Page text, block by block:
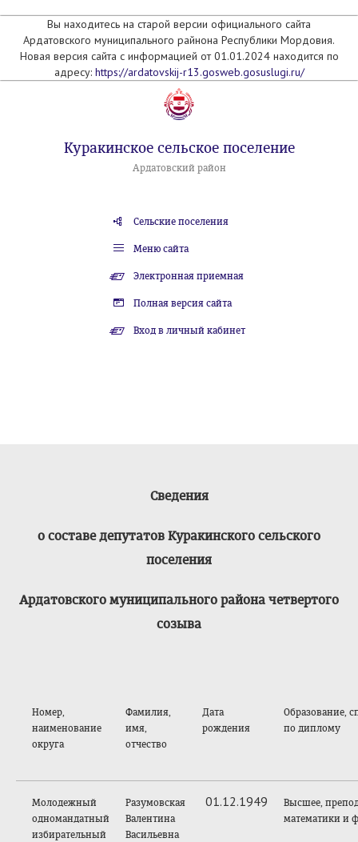
Вы находитесь на старой версии официального сайта
Ардатовского муниципального райнона Республики Мордовия.
Новая версия сайта с информацией от 01.01.2024 находится по
адресу: https://ardatovskij-r13.gosweb.gosuslugi.ru/
Куракинское сельское поселение
Ардатовский район
Сельские поселения
Меню сайта
Электронная приемная
Полная версия сайта
Вход в личный кабинет
Сведения
о составе депутатов Куракинского сельского
поселения
Ардатовского муниципального района четвертого
созыва
Номер,
наименование
округа
Фамилия,
имя,
отчество
Дата
рождения
Образование,
по диплому
Молодежный
одномандатный
избирательный
Разумовская
Валентина
Васильевна
01.12.1949
Высшее,
математики и